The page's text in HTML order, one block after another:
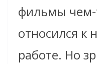
фильмы
относился к
работе. Но